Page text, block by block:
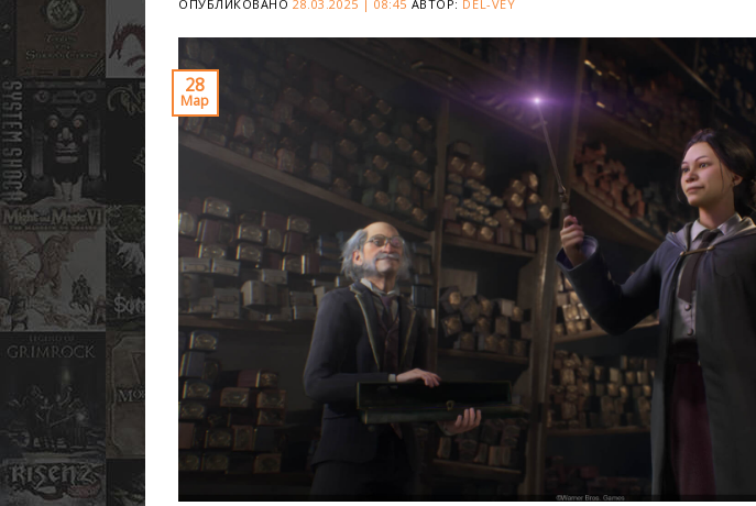
ОПУБЛИКОВАНО28.03.2025 | 08:45 АВТОР: DEL-VEY
28
Мар